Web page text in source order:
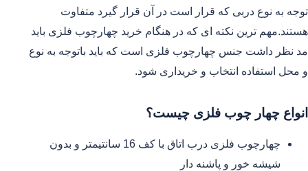
توجه به نوع دربی که قرار است در آن قرار گیرد متفاوت
هستند.مهم ترین نکته ای که در هنگام خرید چهارچوب فلزی باید
مد نظر داشت جنس چهارچوب فلزی است که باید باتوجه به نوع
و محل استفاده انتخاب و خریداری شود.
انواع چهار چوب فلزی چیست؟
چهارچوب فلزی درب اتاق با کف 16 سانتیمتر و بدون
شیشه خور و پاشنه دار